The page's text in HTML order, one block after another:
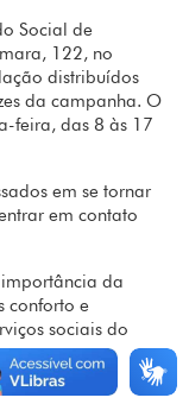
Social de
122, no
distribuídos
da campanha. O
feira, das 8 às 17
em se tornar
em contato
da
conforto e
sociais do